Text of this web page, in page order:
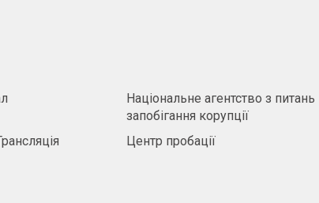
Національне агентство з питань
запобігання корупції
Центр пробації